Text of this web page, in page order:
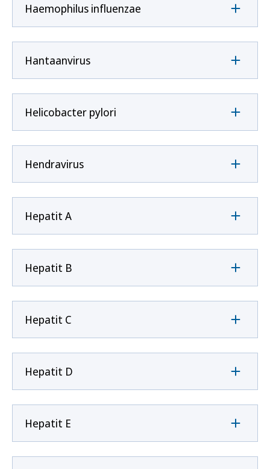
Haemophilus influenzae
Hantaanvirus
Helicobacter pylori
Hendravirus
Hepatit A
Hepatit B
Hepatit C
Hepatit D
Hepatit E